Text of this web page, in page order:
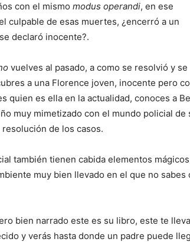
con el mismo modus operandi, en ese
culpable de esas muertes, ¿encerró a un
declaró inocente?.
vuelves al pasado, a como se resolvió y se
a una Florence joven, inocente pero
quien es ella en la actualidad, conoces a
muy mimetizado con el mundo policial de
de los casos.
también tienen cabida elementos mágicos
muy bien llevado en el que no sabes
bien narrado este es su libro, este te
y verás hasta donde un padre puede